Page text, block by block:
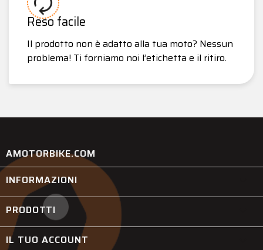
Reso facile
Il prodotto non è adatto alla tua moto? Nessun
problema! Ti forniamo noi l’etichetta e il ritiro.
AMOTORBIKE.COM
INFORMAZIONI
PRODOTTI
IL TUO ACCOUNT